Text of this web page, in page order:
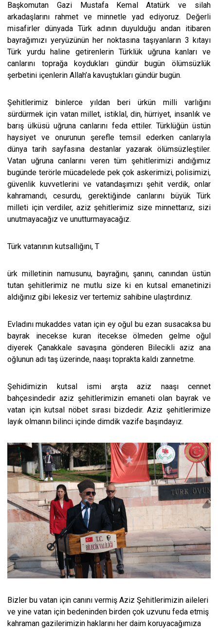
Başkomutan Gazi Mustafa Kemal Atatürk ve silah
arkadaşlarını rahmet ve minnetle yad ediyoruz. Değerli
misafirler dünyada Türk adının duyulduğu andan itibaren
bayrağımızı yeryüzünün her noktasına taşıyanların 3 kıtayı
Türk yurdu haline getirenlerin Türklük uğruna kanları ve
canlarını toprağa koydukları gündür bugün ölümsüzlük
şerbetini içenlerin Allah’a kavuştukları gündür bugün.
Şehitlerimiz binlerce yıldan beri ürkün milli varlığını
sürdürmek için vatan millet, istiklal, din, hürriyet, insanlık ve
barış ülküsü uğruna canlarını feda ettiler. Türklüğün üstün
haysiyet ve onurunun şerefle temsil ederken canlarıyla
dünya tarih sayfasına destanlar yazarak ölümsüzleştiler.
Vatan uğruna canlarını veren tüm şehitlerimizi andığımız
bugünde terörle mücadelede pek çok askerimizi, polisimizi,
güvenlik kuvvetlerini ve vatandaşımızı şehit verdik, onlar
kahramandı, cesurdu, gerektiğinde canlarını büyük Türk
milleti için verdiler, aziz şehitlerimiz size minnettarız, sizi
unutmayacağız ve unutturmayacağız.
Türk vatanının kutsallığını, T
ürk milletinin namusunu, bayrağını, şanını, canından üstün
tutan şehitlerimiz ne mutlu size ki en kutsal emanetinizi
aldığınız gibi lekesiz ver tertemiz sahibine ulaştırdınız.
Evladını mukaddes vatan için ey oğul bu ezan susacaksa bu
bayrak inecekse kuran itecekse ölmeden gelme oğul
diyerek Çanakkale savaşına gönderen Bilecikli aziz ana
oğlunun adı taş üzerinde, naaşı toprakta kaldı zannetme.
Şehidimizin kutsal ismi arşta aziz naaşı cennet
bahçesindedir aziz şehitlerimizin emaneti olan bayrak ve
vatan için kutsal nöbet sırası bizdedir. Aziz şehitlerimize
layık olmanın bilinci içinde dimdik vazife başındayız.
Bizler bu vatan için canını vermiş Aziz Şehitlerimizin aileleri
ve yine vatan için bedeninden birden çok uzvunu feda etmiş
kahraman gazilerimizin haklarını her daim koruyacağımıza